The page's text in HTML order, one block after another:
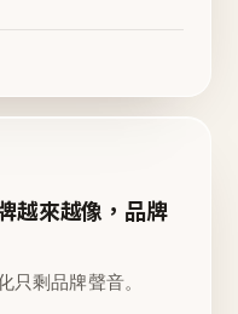
越來越像，品牌
只剩品牌聲音。